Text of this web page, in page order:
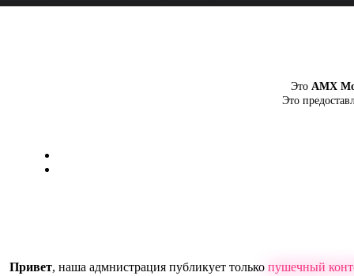
Это AMX
Это
Привет, наша адмнистрация публикует только пушечный